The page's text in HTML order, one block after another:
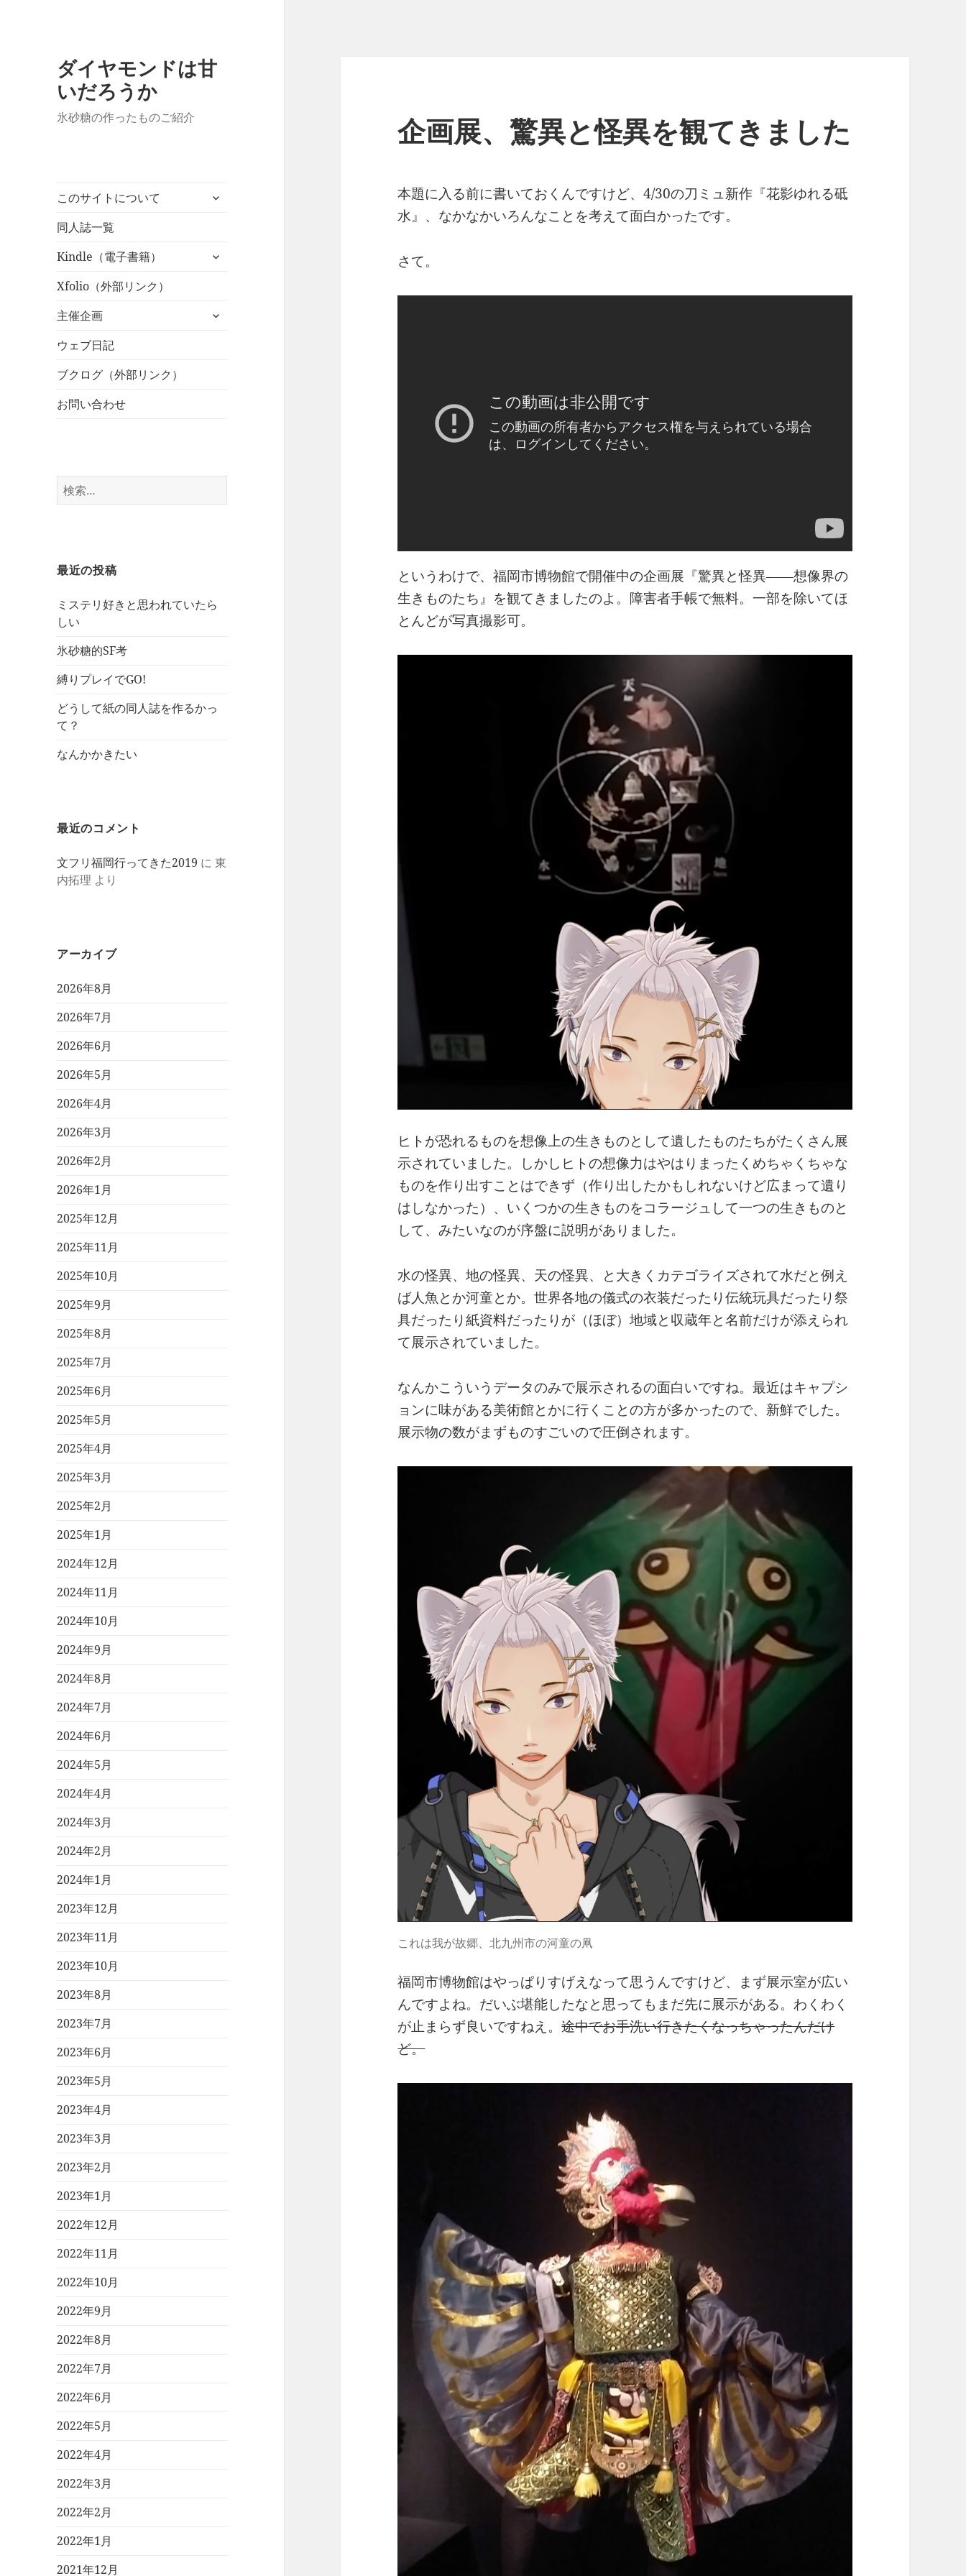
ダイヤモンドは甘
いだろうか
氷砂糖の作ったものご紹介
このサイトについて
サ
ュ
同人誌一覧
Kindle（電子書籍）
サ
ュ
Xfolio（外部リンク）
主催企画
サ
ウェブ日記
ブクログ（外部リンク）
お問い合わせ
検
索:
最近の投稿
ミステリ好きと思われていたら
しい
氷砂糖的SF考
縛りプレイでGO!
どうして紙の同人誌を作るかっ
て？
なんかかきたい
最近のコメント
文フリ福岡行ってきた2019 に東
内拓理 より
アーカイブ
2026年8月
2026年7月
2026年6月
2026年5月
2026年4月
2026年3月
2026年2月
2026年1月
2025年12月
2025年11月
2025年10月
2025年9月
2025年8月
2025年7月
2025年6月
2025年5月
2025年4月
2025年3月
2025年2月
2025年1月
2024年12月
2024年11月
2024年10月
2024年9月
2024年8月
2024年7月
2024年6月
2024年5月
2024年4月
2024年3月
2024年2月
2024年1月
2023年12月
2023年11月
2023年10月
2023年8月
2023年7月
2023年6月
2023年5月
2023年4月
2023年3月
2023年2月
2023年1月
2022年12月
2022年11月
2022年10月
2022年9月
2022年8月
2022年7月
2022年6月
2022年5月
2022年4月
2022年3月
2022年2月
2022年1月
2021年12月
企画展、驚異と怪異を観てきました
本題に入る前に書いておくんですけど、4/30の刀ミュ新作『花影ゆれる砥
水』、なかなかいろんなことを考えて面白かったです。
さて。
というわけで、福岡市博物館で開催中の企画展『驚異と怪異――想像界の
生きものたち』を観てきましたのよ。障害者手帳で無料。一部を除いてほ
とんどが写真撮影可。
ヒトが恐れるものを想像上の生きものとして遺したものたちがたくさん展
示されていました。しかしヒトの想像力はやはりまったくめちゃくちゃな
ものを作り出すことはできず（作り出したかもしれないけど広まって遺り
はしなかった）、いくつかの生きものをコラージュして一つの生きものと
して、みたいなのが序盤に説明がありました。
水の怪異、地の怪異、天の怪異、と大きくカテゴライズされて水だと例え
ば人魚とか河童とか。世界各地の儀式の衣装だったり伝統玩具だったり祭
具だったり紙資料だったりが（ほぼ）地域と収蔵年と名前だけが添えられ
て展示されていました。
なんかこういうデータのみで展示されるの面白いですね。最近はキャプシ
ョンに味がある美術館とかに行くことの方が多かったので、新鮮でした。
展示物の数がまずものすごいので圧倒されます。
これは我が故郷、北九州市の河童の凧
福岡市博物館はやっぱりすげえなって思うんですけど、まず展示室が広い
んですよね。だいぶ堪能したなと思ってもまだ先に展示がある。わくわく
が止まらず良いですねえ。途中でお手洗い行きたくなっちゃったんだけ
ど。